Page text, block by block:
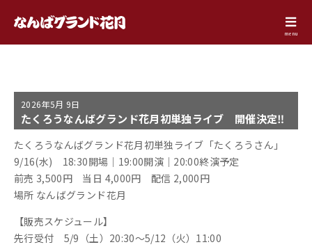
menu
2026年5月 9日
たくろうなんばグランド花月初単独ライブ 開催決定‼
たくろうなんばグランド花月初単独ライブ「たくろうさん」
9/16(水) 18:30開場｜19:00開演｜20:00終演予定
前売 3,500円 当日 4,000円 配信 2,000円
場所 なんばグランド花月
【販売スケジュール】
先行受付 5/9（土）20:30～5/12（火）11:00